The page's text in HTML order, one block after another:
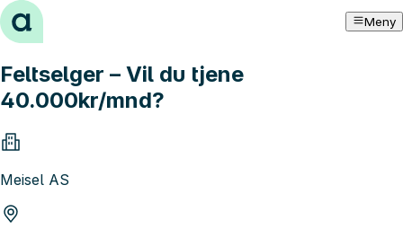
Hopp til innhold Meny
Feltselger – Vil du tjene
40.000kr/mnd?
Meisel AS